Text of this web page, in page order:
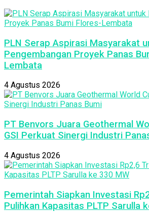
PLN Serap Aspirasi Masyarakat
Pengembangan Proyek Panas
Lembata
4 Agustus 2026
PT Benvors Juara Geothermal
GSI Perkuat Sinergi Industri
4 Agustus 2026
Pemerintah Siapkan Investasi
Pulihkan Kapasitas PLTP Sarulla